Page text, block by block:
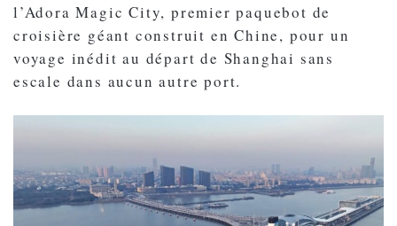
l’Adora Magic City, premier paquebot de
croisière géant construit en Chine, pour un
voyage inédit au départ de Shanghai sans
escale dans aucun autre port.